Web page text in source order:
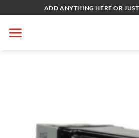
qua
nội
ADD ANYTHING HERE OR